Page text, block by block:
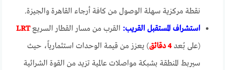
نقطة مركزية سهلة الوصول من كافة أرجاء القاهرة والجيزة.
استشراف المستقبل القريب: القرب من مسار القطار السريعLRT
(على بُعد4 دقائق
) يعزز من قيمة الوحدات استثمارياً، حيث
سيربط المنطقة بشبكة مواصلات عالمية تزيد من القوة الشرائية